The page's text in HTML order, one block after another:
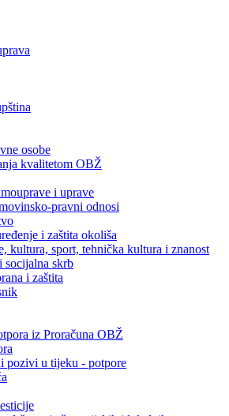
osobe
kvalitetom OBŽ
i uprave
pravni odnosi
i zaštita okoliša
kultura, sport, tehnička kultura i znanost
skrb
i zaštita
iz Proračuna OBŽ
pozivi u tijeku - potpore